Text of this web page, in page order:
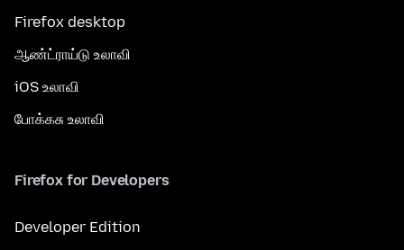
Firefox desktop
ஆண்ட்ராய்டு உலாவி
iOS உலாவி
போக்கசு உலாவி
Firefox for Developers
Developer Edition